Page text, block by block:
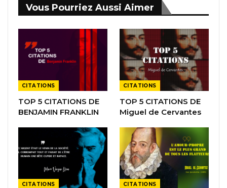
Vous Pourriez Aussi Aimer
CITATIONS
TOP 5 CITATIONS DE
BENJAMIN FRANKLIN
CITATIONS
TOP 5 CITATIONS DE
Miguel de Cervantes
CITATIONS CITATIONS